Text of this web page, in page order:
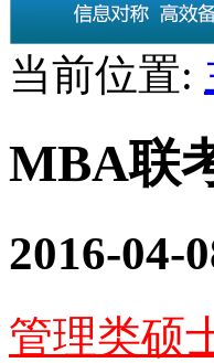
当前位置:
MBA联
2016-04-
管理类硕